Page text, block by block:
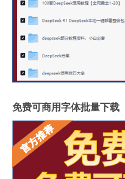
免费可商用字体批量下载